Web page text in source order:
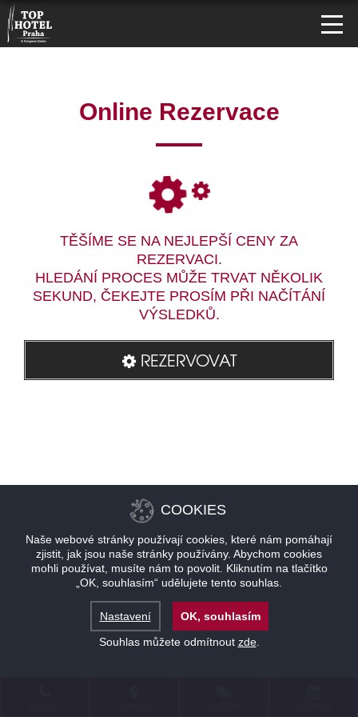
Online Rezervace
TĚŠÍME SE NA NEJLEPŠÍ CENY ZA
REZERVACI.
HLEDÁNÍ PROCES MŮŽE TRVAT NĚKOLIK
SEKUND, ČEKEJTE PROSÍM PŘI NAČÍTÁNÍ
VÝSLEDKŮ.
REZERVOVAT
COOKIES
Naše webové stránky používají cookies, které nám pomáhají
zjistit, jak jsou naše stránky používány. Abychom cookies
mohli používat, musíte nám to povolit. Kliknutím na tlačítko
„OK, souhlasím“ udělujete tento souhlas.
Nastavení
OK, souhlasím
Souhlas můžete odmítnout zde.